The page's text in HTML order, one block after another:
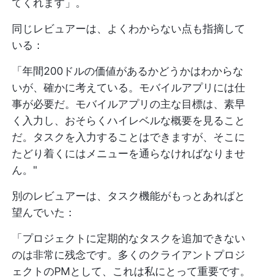
同じレビュアーは、よくわからない点も指摘して
いる：
「年間200ドルの価値があるかどうかはわからな
いが、確かに考えている。モバイルアプリには仕
事が必要だ。モバイルアプリの主な目標は、素早
く入力し、おそらくハイレベルな概要を見ること
だ。タスクを入力することはできますが、そこに
たどり着くにはメニューを通らなければなりませ
ん。"
別のレビュアーは、タスク機能がもっとあればと
望んでいた：
「プロジェクトに定期的なタスクを追加できない
のは非常に残念です。多くのクライアントプロジ
ェクトのPMとして、これは私にとって重要です。